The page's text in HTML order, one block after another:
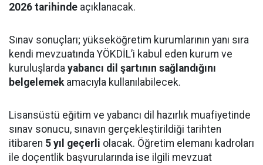
2026 tarihinde açıklanacak.
Sınav sonuçları; yükseköğretim kurumlarının yanı sıra
kendi mevzuatında YÖKDİL’i kabul eden kurum ve
kuruluşlarda yabancı dil şartının sağlandığını
belgelemekamacıyla kullanılabilecek.
Lisansüstü eğitim ve yabancı dil hazırlık muafiyetinde
sınav sonucu, sınavın gerçekleştirildiği tarihten
itibaren 5 yıl geçerli olacak. Öğretim elemanı kadroları
ile doçentlik başvurularında ise ilgili mevzuat